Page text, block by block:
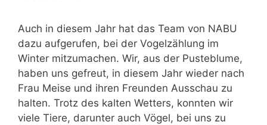
Auch in diesem Jahr hat das Team von NABU
dazu aufgerufen, bei der Vogelzählung im
Winter mitzumachen. Wir, aus der Pusteblume,
haben uns gefreut, in diesem Jahr wieder nach
Frau Meise und ihren Freunden Ausschau zu
halten. Trotz des kalten Wetters, konnten wir
viele Tiere, darunter auch Vögel, bei uns zu